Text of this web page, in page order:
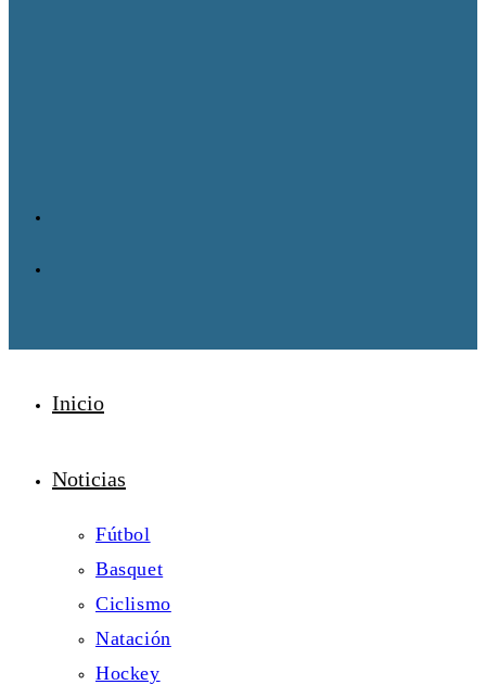
Inicio
Noticias
Fútbol
Basquet
Ciclismo
Natación
Hockey